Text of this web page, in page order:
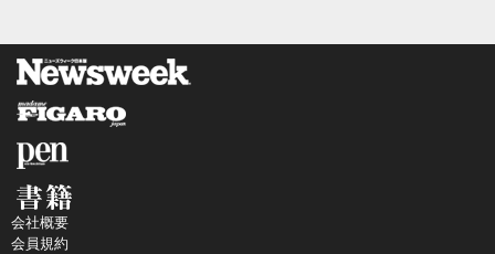
会社概要
会員規約